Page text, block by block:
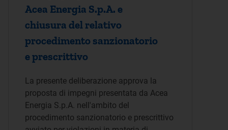
Acea Energia S.p.A. e
chiusura del relativo
procedimento sanzionatorio
e prescrittivo
La presente deliberazione approva la
proposta di impegni presentata da Acea
Energia S.p.A. nell'ambito del
procedimento sanzionatorio e prescrittivo